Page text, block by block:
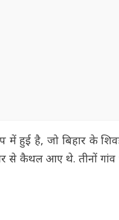
हुई है, जो बिहार के
से कैथल आए थे. तीनों